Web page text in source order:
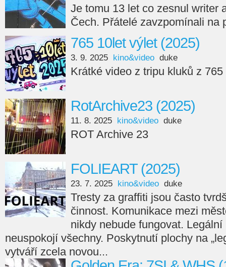
Je tomu 13 let co zesnul writer
Čech. Přátelé zavzpomínali na
765 10let výlet (2025)
3. 9. 2025 kino&video duke
Krátké video z tripu kluků z
RotArchive23 (2025)
11. 8. 2025 kino&video duke
ROT Archive 23
FOLIEART (2025)
23. 7. 2025 kino&video duke
Tresty za graffiti jsou často
činnost. Komunikace mezi
nikdy nebude fungovat.
neuspokojí všechny. Poskytnutí plochy na
vytváří zcela novou...